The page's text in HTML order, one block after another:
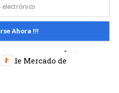
clima en Sudamérica y EE.
produzca cada uno de ellos
al lateral registrado
de Mercado de
Ahora !!!